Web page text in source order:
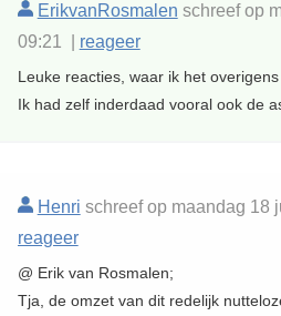
ErikvanRosmalen schreef op
09:21 | reageer
Leuke reacties, waar ik het
Ik had zelf inderdaad vooral ook de
Henri schreef op maandag 18
reageer
@ Erik van Rosmalen;
Tja, de omzet van dit redelijk